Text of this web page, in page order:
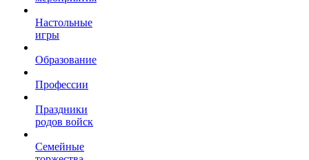
Настольные
игры
Образование
Профессии
Праздники
родов войск
Семейные